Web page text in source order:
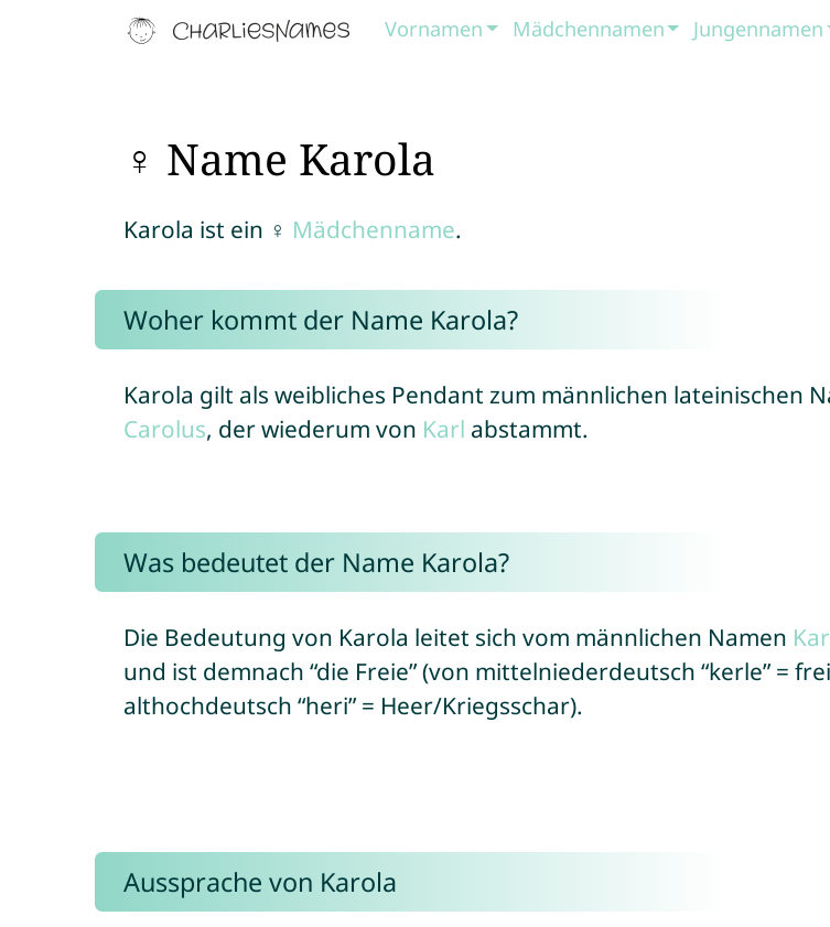
Vornamen Mädchennamen Jungennamen
♀ Name Karola
Karola ist ein ♀ Mädchenname.
Woher kommt der Name Karola?
Karola gilt als weibliches Pendant zum männlichen lateinischen
Carolus, der wiederum von Karl abstammt.
Was bedeutet der Name Karola?
Die Bedeutung von Karola leitet sich vom männlichen Namen
und ist demnach “die Freie” (von mittelniederdeutsch “kerle” =
althochdeutsch “heri” = Heer/Kriegsschar).
Aussprache von Karola